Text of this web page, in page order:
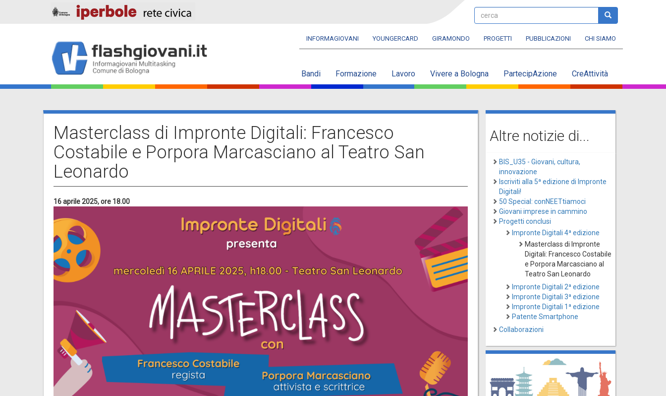
cerca cerca
Navbar
INFORMAGIOVANI YOUNGERCARD GIRAMONDO PROGETTI PUBBLICAZIONI CHI SIAMO
Main
navigation
Bandi Formazione Lavoro Vivere a Bologna PartecipAzione CreAttività
Masterclass di Impronte Digitali: Francesco
Costabile e Porpora Marcasciano al Teatro San
Leonardo
16 aprile 2025, ore 18.00
Altre notizie di...
BIS_U35 - Giovani, cultura,
innovazione
Iscriviti alla 5ª edizione di Impronte
Digitali!
50 Special: conNEETtiamoci
Giovani imprese in cammino
Progetti conclusi
Impronte Digitali 4ª edizione
Masterclass di Impronte
Digitali: Francesco Costabile
e Porpora Marcasciano al
Teatro San Leonardo
Impronte Digitali 2ª edizione
Impronte Digitali 3ª edizione
Impronte Digitali 1ª edizione
Patente Smartphone
Collaborazioni